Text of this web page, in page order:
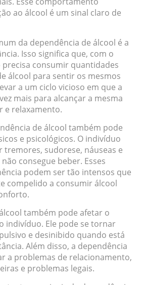
ao álcool é um sinal claro de
da dependência de álcool é a
Isso significa que, com o
consumir quantidades
álcool para sentir os mesmos
a um ciclo vicioso em que a
mais para alcançar a mesma
e relaxamento.
de álcool também pode
e psicológicos. O indivíduo
sudorese, náuseas e
consegue beber. Esses
podem ser tão intensos que
compelido a consumir álcool
também pode afetar o
indivíduo. Ele pode se tornar
e desinibido quando está
Além disso, a dependência
a problemas de relacionamento,
e problemas legais.